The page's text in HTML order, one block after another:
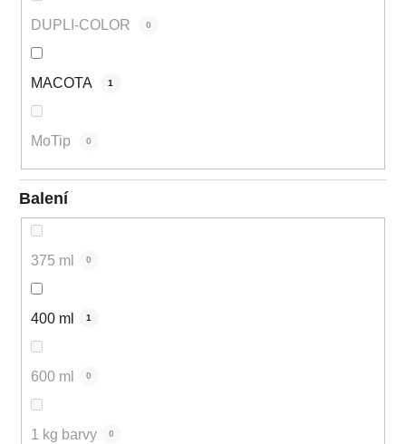
DUPLI-COLOR 0
MACOTA 1
MoTip 0
Balení
375 ml 0
400 ml 1
600 ml 0
1 kg barvy 0